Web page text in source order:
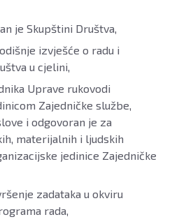
je Skupštini Društva,
izvješće o radu i
u cjelini,
Uprave rukovodi
Zajedničke službe,
i odgovoran je za
materijalnih i ljudskih
jedinice Zajedničke
zadataka u okviru
rada,